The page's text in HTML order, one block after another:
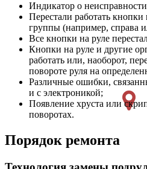
Индикатор о
Перестали работать
группы (например, справа
Все кнопки на руле
Кнопки на руле и другие
работать или, наоборот,
повороте руля на
Различные ошибки,
и с электроникой;
Появление хруста или
поворотах.
Порядок ремонта